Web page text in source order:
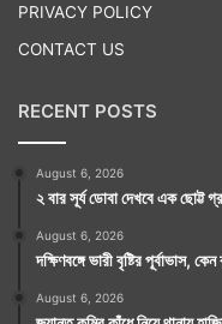
PRIVACY POLICY
CONTACT US
RECENT POSTS
August 6, 2026
২ বার সূর্য ডোবা দেখবে এক ছোট্ট
August 6, 2026
দক্ষিণবঙ্গে ভারী বৃষ্টির পূর্বাভাস,
August 6, 2026